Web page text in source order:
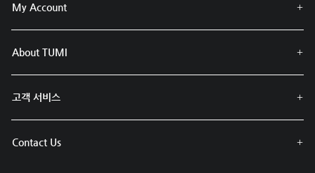
My Account
About TUMI
고객 서비스
Contact Us